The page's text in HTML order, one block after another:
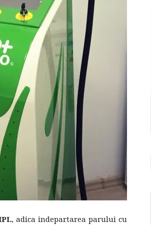
fashion
shop
&
lifestyle
, adica indepartarea parului cu